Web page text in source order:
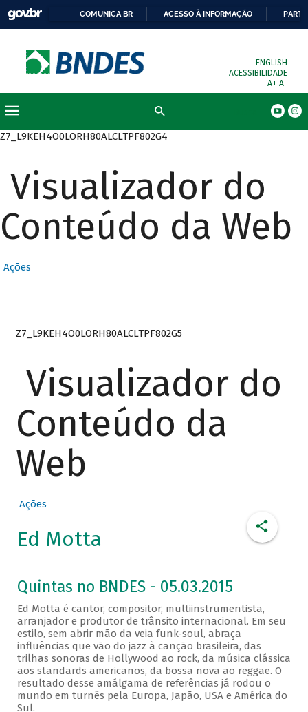
COMUNICA BR ACESSO À INFORMAÇÃO
ENGLISH
ACESSIBILIDADE
A+ A-
Z7_L9KEH4O0LORH80ALCLTPF802G4
Visualizador do
Conteúdo da Web
Ações
Z7_L9KEH4O0LORH80ALCLTPF802G5
Visualizador do
Conteúdo da
Web
Ações
Ed Motta
Quintas no BNDES - 05.03.2015
Ed Motta é cantor, compositor, multiinstrumentista,
arranjador e produtor de trânsito internacional. Em seu
estilo, sem abrir mão da veia funk-soul, abraça
influências que vão do jazz à canção brasileira, das
trilhas sonoras de Hollywood ao rock, da música clássica
aos standards americanos, da bossa nova ao reggae. O
resultado desse amálgama de referências já rodou o
mundo em turnês pela Europa, Japão, USA e América do
Sul.